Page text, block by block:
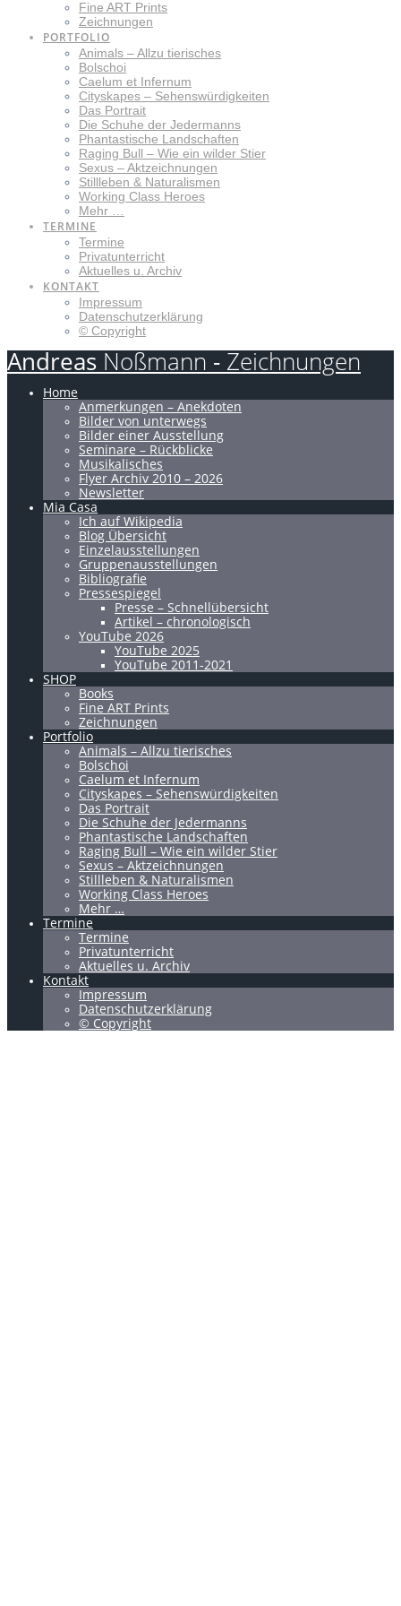
Fine ART Prints
Zeichnungen
PORTFOLIO
Animals – Allzu tierisches
Bolschoi
Caelum et Infernum
Cityskapes – Sehenswürdigkeiten
Das Portrait
Die Schuhe der Jedermanns
Phantastische Landschaften
Raging Bull – Wie ein wilder Stier
Sexus – Aktzeichnungen
Stillleben & Naturalismen
Working Class Heroes
Mehr …
TERMINE
Termine
Privatunterricht
Aktuelles u. Archiv
KONTAKT
Impressum
Datenschutzerklärung
© Copyright
Andreas Noßmann - Zeichnungen
Home
Anmerkungen – Anekdoten
Bilder von unterwegs
Bilder einer Ausstellung
Seminare – Rückblicke
Musikalisches
Flyer Archiv 2010 – 2026
Newsletter
Mia Casa
Ich auf Wikipedia
Blog Übersicht
Einzelausstellungen
Gruppenausstellungen
Bibliografie
Pressespiegel
Presse – Schnellübersicht
Artikel – chronologisch
YouTube 2026
YouTube 2025
YouTube 2011-2021
SHOP
Books
Fine ART Prints
Zeichnungen
Portfolio
Animals – Allzu tierisches
Bolschoi
Caelum et Infernum
Cityskapes – Sehenswürdigkeiten
Das Portrait
Die Schuhe der Jedermanns
Phantastische Landschaften
Raging Bull – Wie ein wilder Stier
Sexus – Aktzeichnungen
Stillleben & Naturalismen
Working Class Heroes
Mehr …
Termine
Termine
Privatunterricht
Aktuelles u. Archiv
Kontakt
Impressum
Datenschutzerklärung
© Copyright